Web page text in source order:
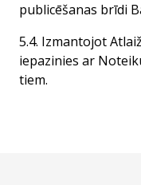
publicēšanas brīdi
5.4. Izmantojot
iepazinies ar
tiem.